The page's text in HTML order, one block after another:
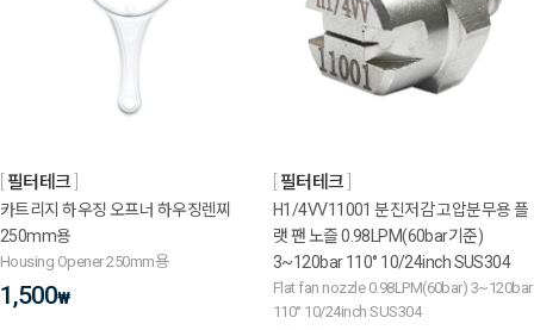
필터테크
카트리지 하우징 오프너 하우징렌찌
250mm용
Housing Opener 250mm용
1,500₩
필터테크
H1/4VV11001 분진저감 고압분무용 플
랫 팬 노즐 0.98LPM(60bar기준)
3~120bar 110° 10/24inch SUS304
Flat fan nozzle 0.98LPM(60bar) 3~120bar
110° 10/24inch SUS304